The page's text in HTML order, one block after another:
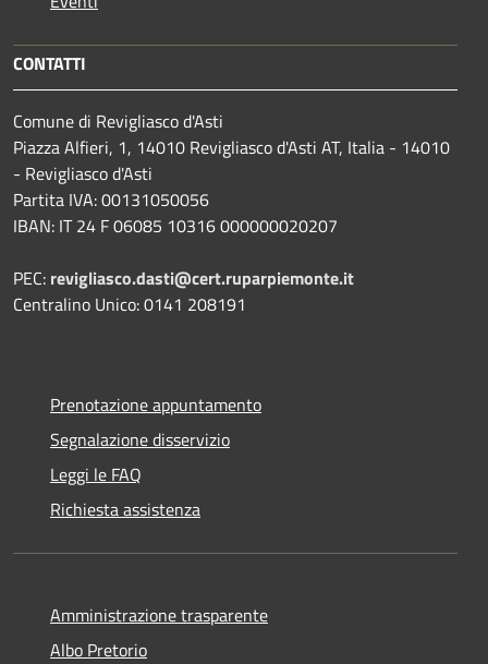
CONTATTI
Comune di Revigliasco d'Asti
Piazza Alfieri, 1, 14010 Revigliasco d'Asti AT, Italia - 14010
- Revigliasco d'Asti
Partita IVA: 00131050056
IBAN: IT 24 F 06085 10316 000000020207
PEC: revigliasco.dasti@cert.ruparpiemonte.it
Centralino Unico: 0141 208191
Prenotazione appuntamento
Segnalazione disservizio
Leggi le FAQ
Richiesta assistenza
Amministrazione trasparente
Albo Pretorio